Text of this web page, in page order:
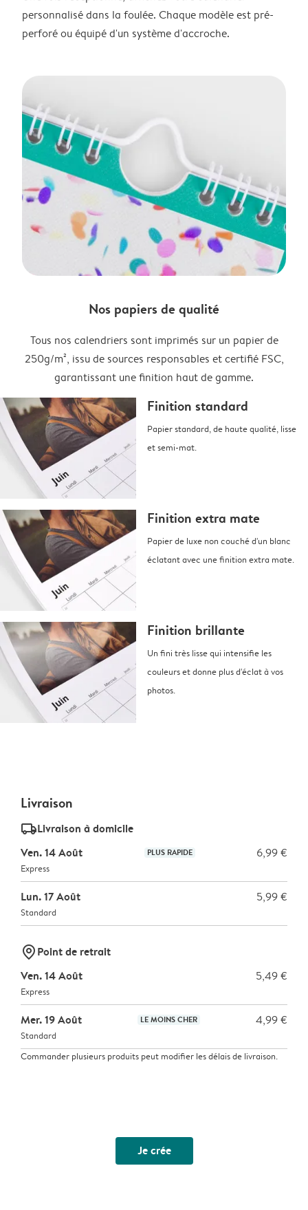
personnalisé dans la foulée. Chaque modèle est pré-
perforé ou équipé d'un système d'accroche.
Nos papiers de qualité
Tous nos calendriers sont imprimés sur un papier de
250g/m², issu de sources responsables et certifié FSC,
garantissant une finition haut de gamme.
Finition standard
Papier standard, de haute qualité, lisse
et semi-mat.
Finition extra mate
Papier de luxe non couché d'un blanc
éclatant avec une finition extra mate.
Finition brillante
Un fini très lisse qui intensifie les
couleurs et donne plus d'éclat à vos
photos.
Livraison
delivery_standard_v2Livraison à domicile
Ven. 14 Août
PLUS RAPIDE 6,99 €
Express
Lun. 17 Août 5,99 €
Standard
marker-pinPoint de retrait
Ven. 14 Août
5,49 €
Express
Mer. 19 Août LE MOINS CHER 4,99 €
Standard
Commander plusieurs produits peut modifier les délais de livraison.
Je crée